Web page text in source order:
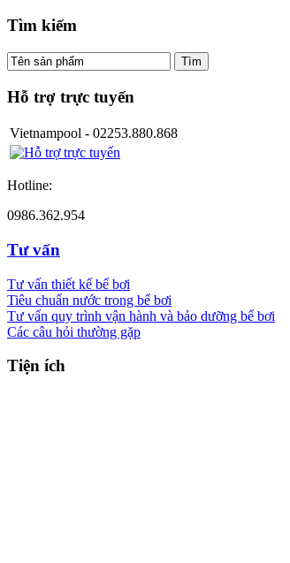
Tìm kiếm
Hỗ trợ trực tuyến
Vietnampool - 02253.880.868
Hotline:
0986.362.954
Tư vấn
Tư vấn thiết kế bể bơi
Tiêu chuẩn nước trong bể bơi
Tư vấn quy trình vận hành và bảo dưỡng bể bơi
Các câu hỏi thường gặp
Tiện ích